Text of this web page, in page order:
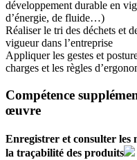
développement durable en
d’énergie, de fluide…)
Réaliser le tri des déchets et
vigueur dans l’entreprise
Appliquer les gestes et
charges et les règles
Compétence
œuvre
Enregistrer et consulter les
la traçabilité des produits